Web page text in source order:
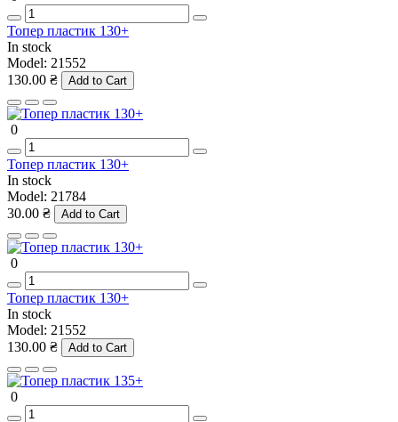
Топер пластик 130+
In stock
Model: 21552
130.00 ₴
Add to Cart
0
Топер пластик 130+
In stock
Model: 21784
30.00 ₴
Add to Cart
0
Топер пластик 130+
In stock
Model: 21552
130.00 ₴
Add to Cart
0